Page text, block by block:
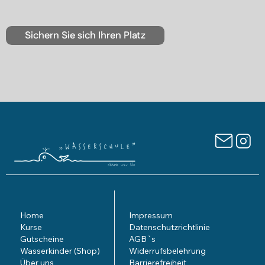
Sichern Sie sich Ihren Platz
Home
Kurse
Gutscheine
Wasserkinder (Shop)
Über uns
Impressum
Datenschutzrichtlinie
AGB`s
Widerrufsbelehrung
Barrierefreiheit